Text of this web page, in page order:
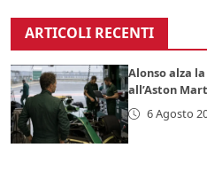
ARTICOLI RECENTI
Alonso alza
all’Aston
6 Agosto